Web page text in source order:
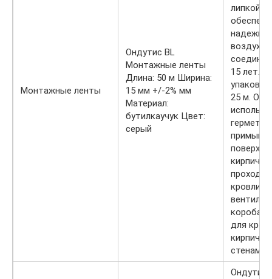
Монтажные ленты
Ондутис BL
Монтажные ленты
Длина: 50 м Ширина:
15 мм +/-2% мм
Материал:
бутилкаучук Цвет:
серый
липкой)
15 лет. В
25 м.
кирпич,
кровли
короба и
для
стенам
Ондутис